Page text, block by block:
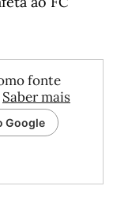
fonte
Saber mais
Google